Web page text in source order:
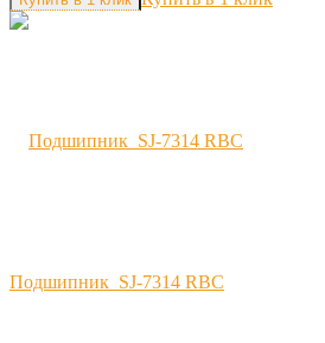
Подшипник SJ-7314 RBC